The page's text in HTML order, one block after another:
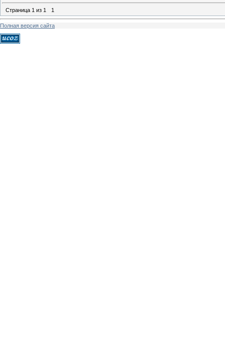
Страница 1 из 1 1
Полная версия сайта